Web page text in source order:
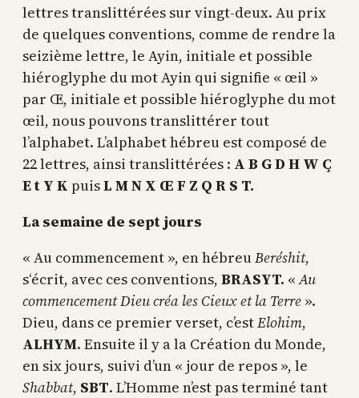
lettres translittérées sur vingt-deux. Au prix
de quelques conventions, comme de rendre la
seizième lettre, le Ayin, initiale et possible
hiéroglyphe du mot Ayin qui signifie « œil »
par Œ, initiale et possible hiéroglyphe du mot
œil, nous pouvons translittérer tout
l’alphabet. L’alphabet hébreu est composé de
22 lettres, ainsi translittérées : A B G D H W Ç
E t Y K puisL M N X Œ F Z Q R S T.
La semaine de sept jours
« Au commencement », en hébreuBeréshit,
s‘écrit, avec ces conventions, BRASYT. «Au
commencement Dieu créa les Cieux et la Terre ».
Dieu, dans ce premier verset, c’estElohim,
ALHYM. Ensuite il y a la Création du Monde,
en six jours, suivi d’un « jour de repos », le
Shabbat, SBT. L’Homme n’est pas terminé tant